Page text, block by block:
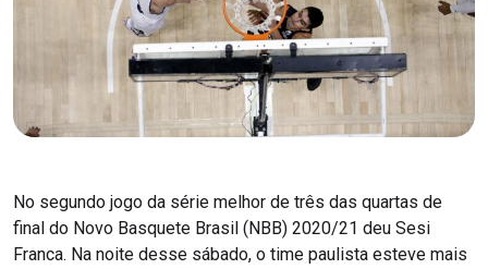
No segundo jogo da série melhor de três das quartas de
final do Novo Basquete Brasil (NBB) 2020/21 deu Sesi
Franca. Na noite desse sábado, o time paulista esteve mais